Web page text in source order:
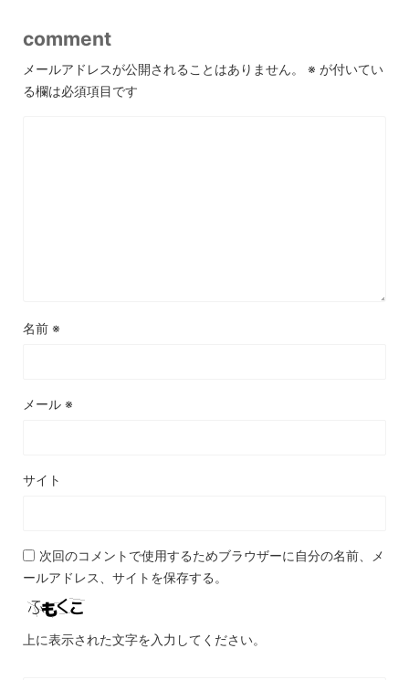
comment
メールアドレスが公開されることはありません。 ※ が付いてい
る欄は必須項目です
名前 ※
メール ※
サイト
次回のコメントで使用するためブラウザーに自分の名前、メ
ールアドレス、サイトを保存する。
上に表示された文字を入力してください。